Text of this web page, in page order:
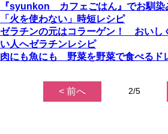
『syunkon カフェごはん』でお馴
「火を使わない」時短レシピ
ゼラチンの元はコラーゲン！ おいし
い人へゼラチンレシピ
肉にも魚にも 野菜を野菜で食べるド
< 前へ 2/5